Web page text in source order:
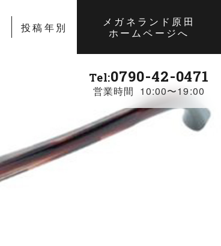
投稿年別
メガネランド原田
ホームページへ
Tel:0790-42-0471
営業時間 10:00〜19:00